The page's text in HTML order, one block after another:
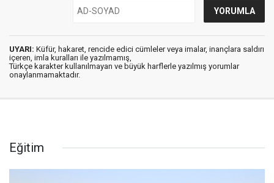
UYARI: Küfür, hakaret, rencide edici cümleler veya imalar, inançlara saldırı
içeren, imla kuralları ile yazılmamış,
Türkçe karakter kullanılmayan ve büyük harflerle yazılmış yorumlar
onaylanmamaktadır.
Eğitim